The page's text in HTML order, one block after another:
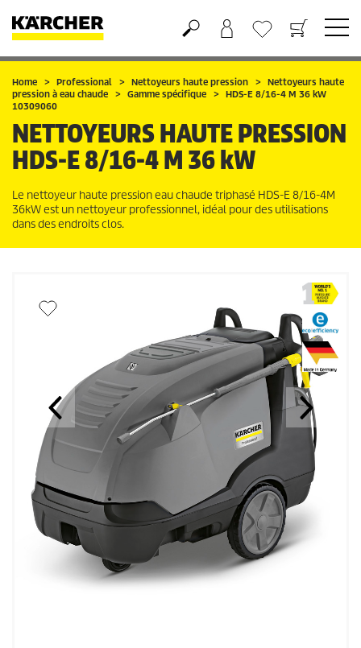
Panier
Liste d'envies
Home Professional Nettoyeurs haute pression
Nettoyeurs haute
pression à eau chaude
Gamme spécifique
HDS-E 8/16-4 M 36 kW
10309060
NETTOYEURS HAUTE PRESSION
HDS-E 8/16-4 M 36 kW
Le nettoyeur haute pression eau chaude triphasé HDS-E 8/16-4M
36kW est un nettoyeur professionnel, idéal pour des utilisations
dans des endroits clos.